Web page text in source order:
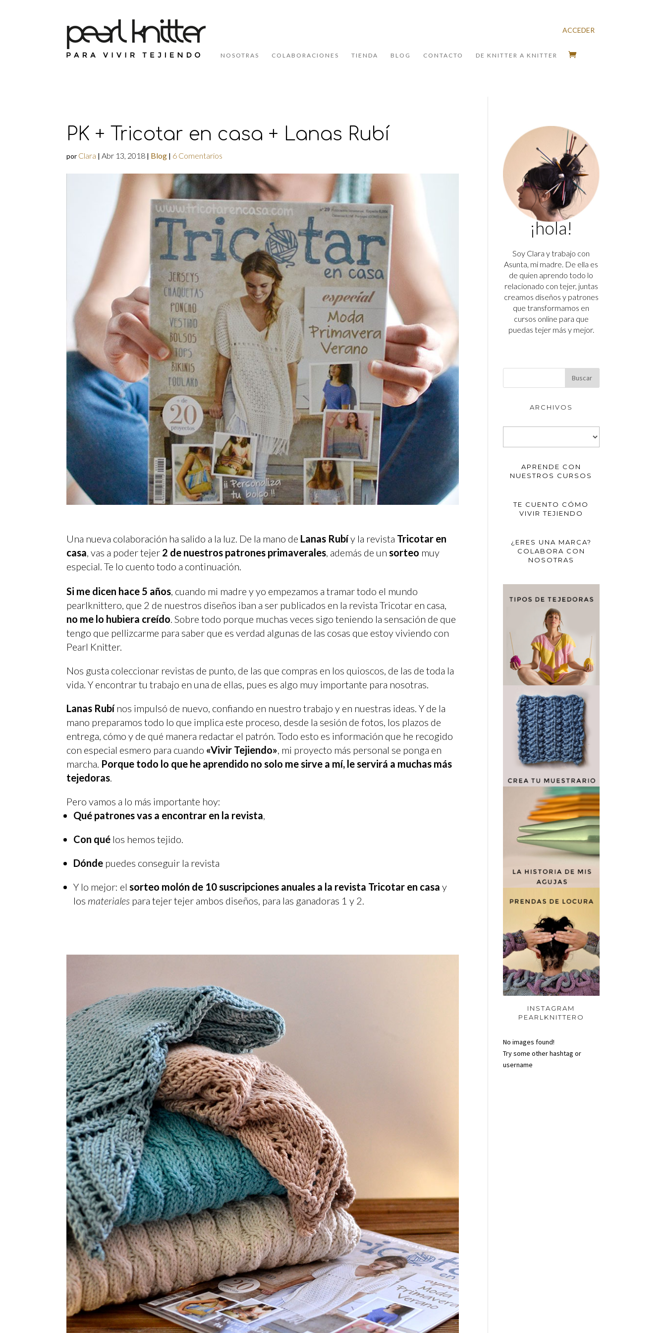
NOSOTRAS COLABORACIONES TIENDA BLOG CONTACTO DE KNITTER A KNITTER
ACCEDER
PK + Tricotar en casa + Lanas Rubí
por Clara |Abr 13, 2018 | Blog | 6 Comentarios
Una nueva colaboración ha salido a la luz. De la mano de Lanas Rubíy la revista Tricotar en
casa, vas a poder tejer 2 de nuestros patrones primaverales, además de unsorteo muy
especial. Te lo cuento todo a continuación.
Si me dicen hace 5 años, cuando mi madre y yo empezamos a tramar todo el mundo
pearlknittero, que 2 de nuestros diseños iban a ser publicados en la revista Tricotar en casa,
no me lo hubiera creído. Sobre todo porque muchas veces sigo teniendo la sensación de que
tengo que pellizcarme para saber que es verdad algunas de las cosas que estoy viviendo con
Pearl Knitter.
Nos gusta coleccionar revistas de punto, de las que compras en los quioscos, de las de toda la
vida. Y encontrar tu trabajo en una de ellas, pues es algo muy importante para nosotras.
Lanas Rubínos impulsó de nuevo, confiando en nuestro trabajo y en nuestras ideas. Y de la
mano preparamos todo lo que implica este proceso, desde la sesión de fotos, los plazos de
entrega, cómo y de qué manera redactar el patrón. Todo esto es información que he recogido
con especial esmero para cuando «Vivir Tejiendo», mi proyecto más personal se ponga en
marcha. Porque todo lo que he aprendido no solo me sirve a mí, le servirá a muchas más
tejedoras.
Pero vamos a lo más importante hoy:
Qué patrones vas a encontrar en la revista,
Con qué los hemos tejido.
Dónde puedes conseguir la revista
Y lo mejor: elsorteo molón de 10 suscripciones anuales a la revista Tricotar en casa y
los materiales para tejer tejer ambos diseños, para las ganadoras 1 y 2.
¡hola!
Soy Clara y trabajo con
Asunta, mi madre. De ella es
de quien aprendo todo lo
relacionado con tejer, juntas
creamos diseños y patrones
que transformamos en
cursos online para que
puedas tejer más y mejor.
ARCHIVOS
APRENDE CON
NUESTROS CURSOS
TE CUENTO CÓMO
VIVIR TEJIENDO
¿ERES UNA MARCA?
COLABORA CON
NOSOTRAS
INSTAGRAM
PEARLKNITTERO
No images found!
Try some other hashtag or
username